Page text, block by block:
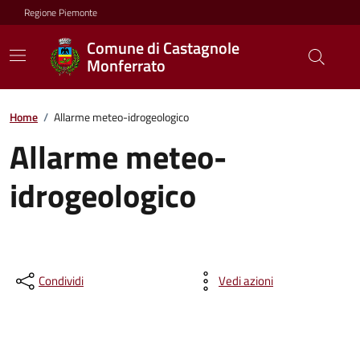
Regione Piemonte
Comune di Castagnole
Monferrato
Home / Allarme meteo-idrogeologico
Allarme meteo-
idrogeologico
Condividi Vedi azioni